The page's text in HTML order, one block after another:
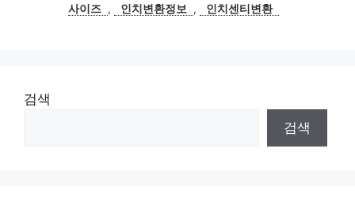
사이즈 , 인치변환정보 , 인치센티변환
검색
검색